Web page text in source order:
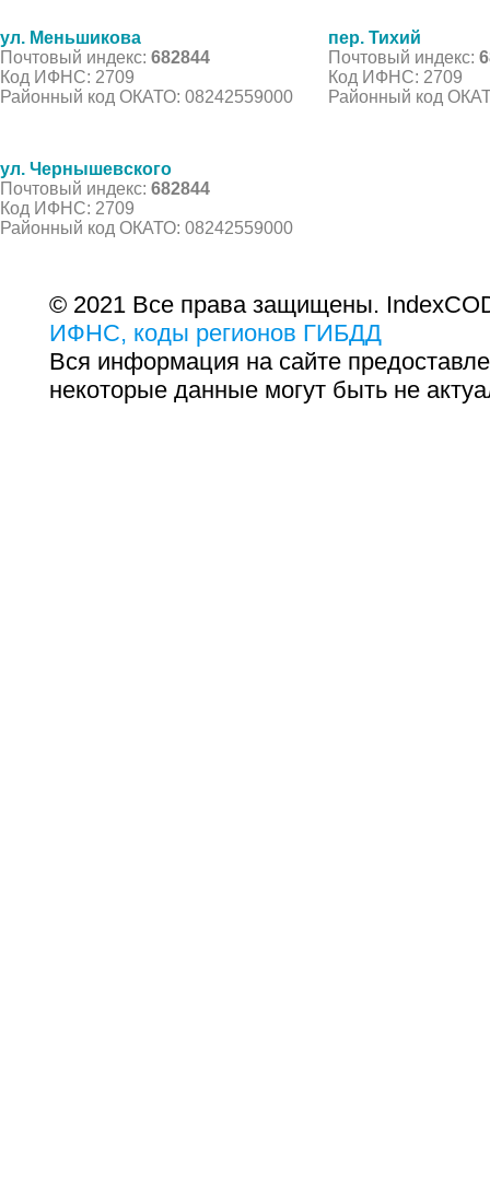
ул. Меньшикова
Почтовый индекс: 682844
Код ИФНС: 2709
Районный код ОКАТО: 08242559000
пер. Тихий
Почтовый индекс:
Код ИФНС: 2709
Районный код
ул. Чернышевского
Почтовый индекс: 682844
Код ИФНС: 2709
Районный код ОКАТО: 08242559000
© 2021 Все права защищены.
ИФНС, коды регионов ГИБДД
Вся информация на сайте
некоторые данные могут быть не